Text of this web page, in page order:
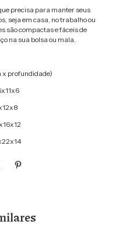
precisa para manter seus
seja em casa, no trabalho ou
são compactas e fáceis de
na sua bolsa ou mala.
profundidade)